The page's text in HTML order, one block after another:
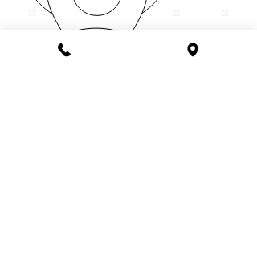
servizifunebri@grupposartori.net